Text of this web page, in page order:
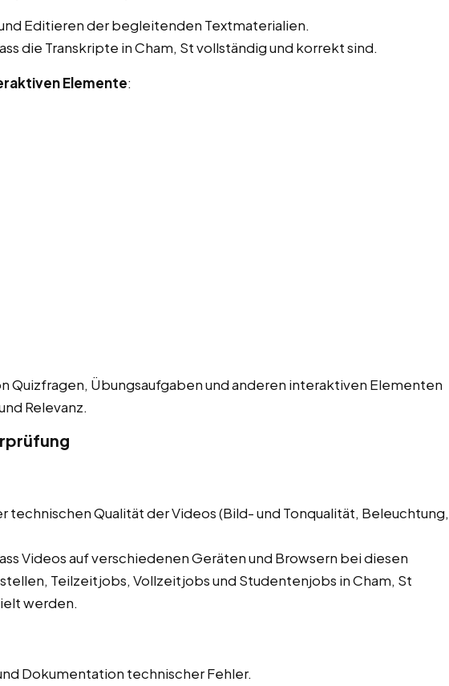
Editieren der begleitenden Textmaterialien.
die Transkripte in Cham, St vollständig und korrekt sind.
Elemente:
Quizfragen, Übungsaufgaben und anderen interaktiven Elementen
Relevanz.
technischen Qualität der Videos (Bild- und Tonqualität, Beleuchtung,
Videos auf verschiedenen Geräten und Browsern bei diesen
Teilzeitjobs, Vollzeitjobs und Studentenjobs in Cham, St
werden.
Dokumentation technischer Fehler.